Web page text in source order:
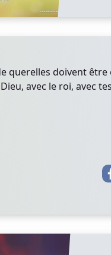
querelles doivent être
avec le roi, avec